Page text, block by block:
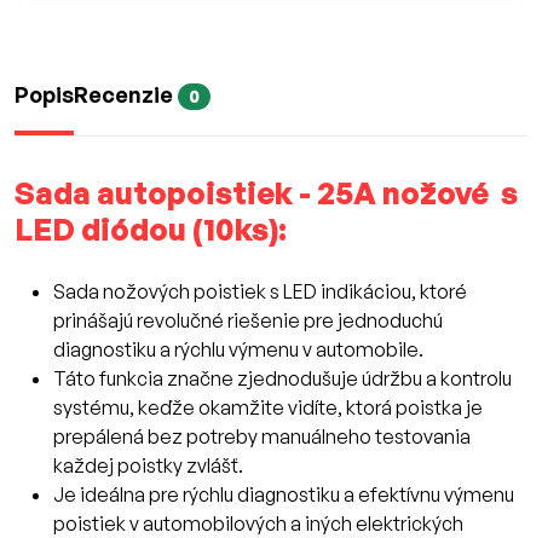
PopisRecenzie 0
Sada autopoistiek - 25A nožové s
LED diódou (10ks):
Sada nožových poistiek s LED indikáciou, ktoré
prinášajú revolučné riešenie pre jednoduchú
diagnostiku a rýchlu výmenu v automobile.
Táto funkcia značne zjednodušuje údržbu a kontrolu
systému, keďže okamžite vidíte, ktorá poistka je
prepálená bez potreby manuálneho testovania
každej poistky zvlášť.
Je ideálna pre rýchlu diagnostiku a efektívnu výmenu
poistiek v automobilových a iných elektrických